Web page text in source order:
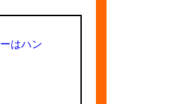
はハン